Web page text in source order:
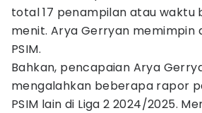
total 17 penampilan atau waktu
menit. Arya Gerryan
PSIM.
Bahkan, pencapaian Arya
mengalahkan beberapa rapor
PSIM lain di Liga 2 2024/2025.